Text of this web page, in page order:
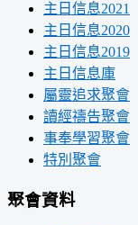
主日信息2021
主日信息2020
主日信息2019
主日信息庫
屬靈追求聚會
讀經禱告聚會
事奉學習聚會
特別聚會
聚會資料